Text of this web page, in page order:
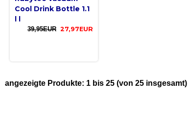
Cool Drink Bottle 1.1
39,95EUR 27,97EUR
angezeigte Produkte: 1 bis 25 (von 25 insgesamt)